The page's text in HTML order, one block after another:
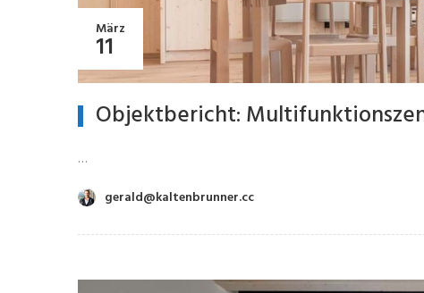
März
11
Objektbericht:
…
gerald@kaltenbrunner.cc